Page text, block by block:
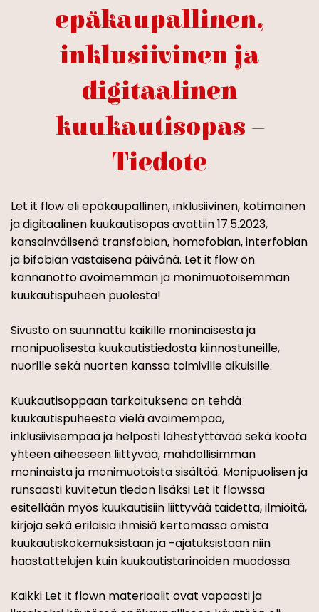
epäkaupallinen,
inklusiivinen ja
digitaalinen
kuukautisopas –
Tiedote
Let it flow eli epäkaupallinen, inklusiivinen, kotimainen
ja digitaalinen kuukautisopas avattiin 17.5.2023,
kansainvälisenä transfobian, homofobian, interfobian
ja bifobian vastaisena päivänä. Let it flow on
kannanotto avoimemman ja monimuotoisemman
kuukautispuheen puolesta!
Sivusto on suunnattu kaikille moninaisesta ja
monipuolisesta kuukautistiedosta kiinnostuneille,
nuorille sekä nuorten kanssa toimiville aikuisille.
Kuukautisoppaan tarkoituksena on tehdä
kuukautispuheesta vielä avoimempaa,
inklusiivisempaa ja helposti lähestyttävää sekä koota
yhteen aiheeseen liittyvää, mahdollisimman
moninaista ja monimuotoista sisältöä. Monipuolisen ja
runsaasti kuvitetun tiedon lisäksi Let it flowssa
esitellään myös kuukautisiin liittyvää taidetta, ilmiöitä,
kirjoja sekä erilaisia ihmisiä kertomassa omista
kuukautiskokemuksistaan ja -ajatuksistaan niin
haastattelujen kuin kuukautistarinoiden muodossa.
Kaikki Let it flown materiaalit ovat vapaasti ja